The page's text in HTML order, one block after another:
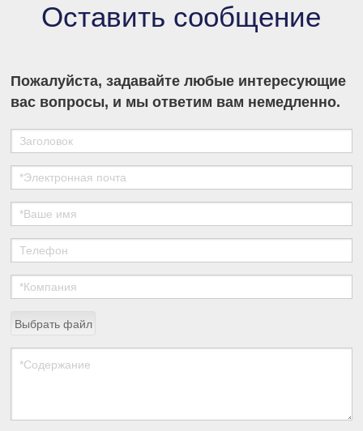
Оставить сообщение
Пожалуйста, задавайте любые интересующие
вас вопросы, и мы ответим вам немедленно.
Выбрать файл